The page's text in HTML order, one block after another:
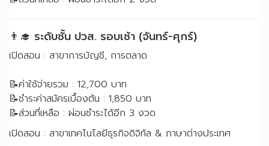
👨‍🎓 ระดับชั้น ปวส. รอบเช้า (จันทร์-ศุกร์)
เปิดสอน : สาขาการบัญชี, การตลาด
📝ค่าใช้จ่ายรวม : 12,700 บาท
📝ชำระค่าสมัครเบื้องต้น : 1,850 บาท
📝ส่วนที่เหลือ : ผ่อนชำระได้อีก 3 งวด
เปิดสอน : สาขาเทคโนโลยีธุรกิจดิจิทัล & ภาษาต่างประเทศ